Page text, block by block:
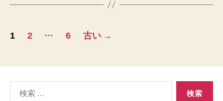
投
ナ
ビ
1 2 … 6 古い →